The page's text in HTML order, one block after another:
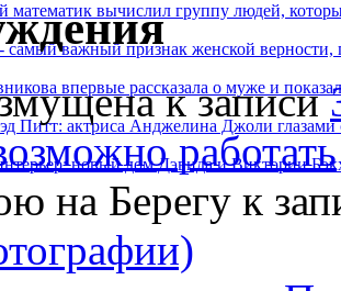
математик вычислил группу людей,
самый важный признак женской
впервые рассказала о муже и
Питт: актриса Анджелина Джоли глазами
новый дом Дэвида и Виктории
к записи
работать
на Берегу к